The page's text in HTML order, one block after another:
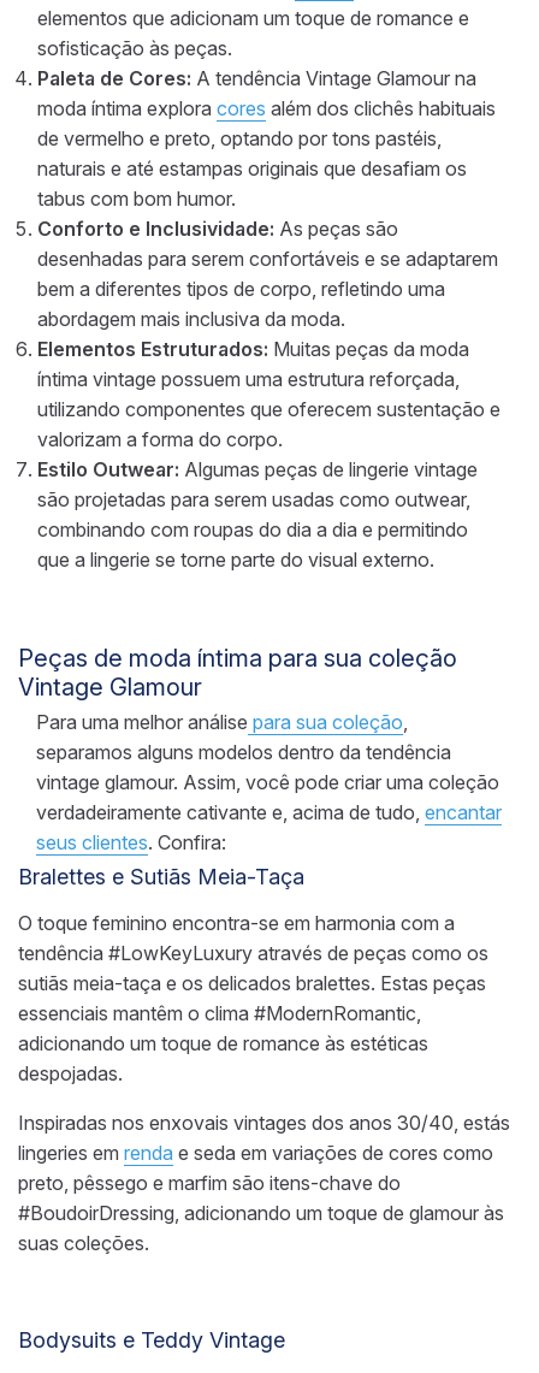
elementos que adicionam um toque de romance e
sofisticação às peças.
Paleta de Cores: A tendência Vintage Glamour na
moda íntima explora cores além dos clichês habituais
de vermelho e preto, optando por tons pastéis,
naturais e até estampas originais que desafiam os
tabus com bom humor.
Conforto e Inclusividade: As peças são
desenhadas para serem confortáveis e se adaptarem
bem a diferentes tipos de corpo, refletindo uma
abordagem mais inclusiva da moda.
Elementos Estruturados: Muitas peças da moda
íntima vintage possuem uma estrutura reforçada,
utilizando componentes que oferecem sustentação e
valorizam a forma do corpo.
Estilo Outwear: Algumas peças de lingerie vintage
são projetadas para serem usadas como outwear,
combinando com roupas do dia a dia e permitindo
que a lingerie se torne parte do visual externo.
Peças de moda íntima para sua coleção
Vintage Glamour
Para uma melhor análise para sua coleção,
separamos alguns modelos dentro da tendência
vintage glamour. Assim, você pode criar uma coleção
verdadeiramente cativante e, acima de tudo, encantar
seus clientes. Confira:
Bralettes e Sutiãs Meia-Taça
O toque feminino encontra-se em harmonia com a
tendência #LowKeyLuxury através de peças como os
sutiãs meia-taça e os delicados bralettes. Estas peças
essenciais mantêm o clima #ModernRomantic,
adicionando um toque de romance às estéticas
despojadas.
Inspiradas nos enxovais vintages dos anos 30/40, estás
lingeries em renda e seda em variações de cores como
preto, pêssego e marfim são itens-chave do
#BoudoirDressing, adicionando um toque de glamour às
suas coleções.
Bodysuits e Teddy Vintage